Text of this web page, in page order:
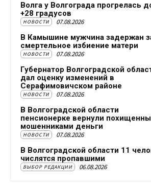
Волга у Волгограда прогрелась
+28 градусов
НОВОСТИ 07.08.2026
В Камышине мужчина задержан
смертельное избиение матери
НОВОСТИ 07.08.2026
Губернатор Волгоградской
дал оценку изменений в
Серафимовичском районе
НОВОСТИ 07.08.2026
В Волгоградской области
пенсионерке вернули
мошенниками деньги
НОВОСТИ 07.08.2026
В Волгоградской области 11
числятся пропавшими
ВЫБОР РЕДАКЦИИ 06.08.2026